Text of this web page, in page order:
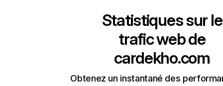
Statistiques sur le
trafic web de
cardekho.com
Obtenez un instantané des